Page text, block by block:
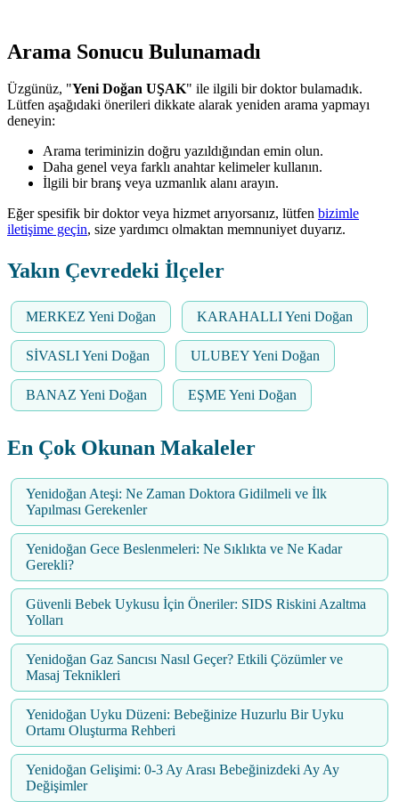
Arama Sonucu Bulunamadı
Üzgünüz, "Yeni Doğan UŞAK" ile ilgili bir doktor bulamadık.
Lütfen aşağıdaki önerileri dikkate alarak yeniden arama yapmayı
deneyin:
Arama teriminizin doğru yazıldığından emin olun.
Daha genel veya farklı anahtar kelimeler kullanın.
İlgili bir branş veya uzmanlık alanı arayın.
Eğer spesifik bir doktor veya hizmet arıyorsanız, lütfen bizimle
iletişime geçin, size yardımcı olmaktan memnuniyet duyarız.
Yakın Çevredeki İlçeler
MERKEZ Yeni Doğan KARAHALLI Yeni Doğan
SİVASLI Yeni Doğan ULUBEY Yeni Doğan
BANAZ Yeni Doğan EŞME Yeni Doğan
En Çok Okunan Makaleler
Yenidoğan Ateşi: Ne Zaman Doktora Gidilmeli ve İlk
Yapılması Gerekenler
Yenidoğan Gece Beslenmeleri: Ne Sıklıkta ve Ne Kadar
Gerekli?
Güvenli Bebek Uykusu İçin Öneriler: SIDS Riskini Azaltma
Yolları
Yenidoğan Gaz Sancısı Nasıl Geçer? Etkili Çözümler ve
Masaj Teknikleri
Yenidoğan Uyku Düzeni: Bebeğinize Huzurlu Bir Uyku
Ortamı Oluşturma Rehberi
Yenidoğan Gelişimi: 0-3 Ay Arası Bebeğinizdeki Ay Ay
Değişimler